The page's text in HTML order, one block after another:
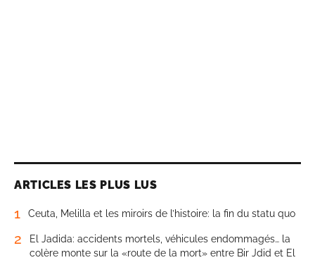
ARTICLES LES PLUS LUS
1 Ceuta, Melilla et les miroirs de l’histoire: la fin du statu quo
2
El Jadida: accidents mortels, véhicules endommagés… la
colère monte sur la «route de la mort» entre Bir Jdid et El